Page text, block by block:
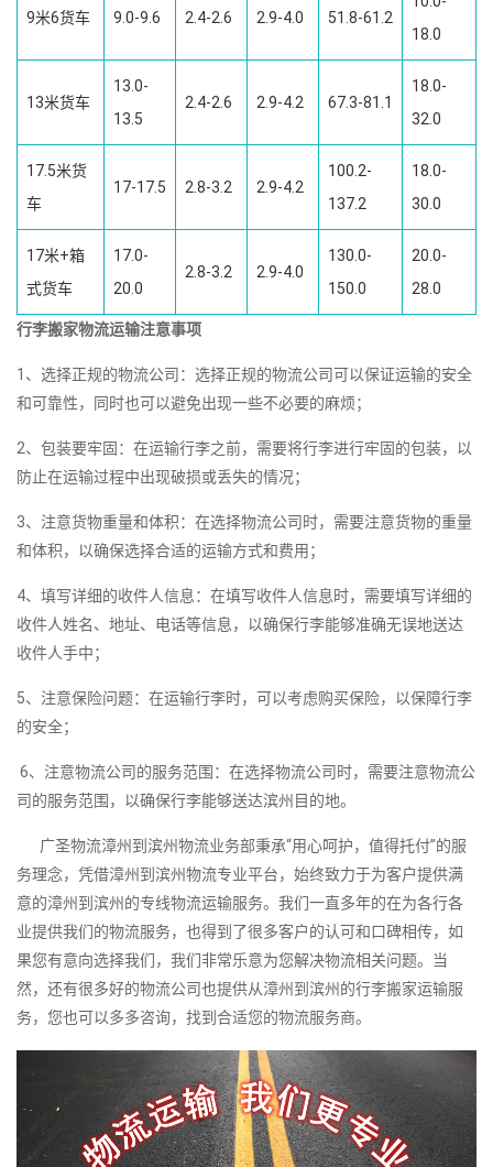
9米6货车 9.0-9.6 2.4-2.6 2.9-4.0 51.8-61.2
18.0
13米货车
13.0-
13.5
2.4-2.6 2.9-4.2 67.3-81.1
18.0-
32.0
17.5米货
车
17-17.5 2.8-3.2 2.9-4.2
100.2-
137.2
18.0-
30.0
17米+箱
式货车
17.0-
20.0
2.8-3.2 2.9-4.0
130.0-
150.0
20.0-
28.0
行李搬家物流运输注意事项
1、选择正规的物流公司：选择正规的物流公司可以保证运输的安全
和可靠性，同时也可以避免出现一些不必要的麻烦；
2、包装要牢固：在运输行李之前，需要将行李进行牢固的包装，以
防止在运输过程中出现破损或丢失的情况；
3、注意货物重量和体积：在选择物流公司时，需要注意货物的重量
和体积，以确保选择合适的运输方式和费用；
4、填写详细的收件人信息：在填写收件人信息时，需要填写详细的
收件人姓名、地址、电话等信息，以确保行李能够准确无误地送达
收件人手中；
5、注意保险问题：在运输行李时，可以考虑购买保险，以保障行李
的安全；
6、注意物流公司的服务范围：在选择物流公司时，需要注意物流公
司的服务范围，以确保行李能够送达滨州目的地。
广圣物流漳州到滨州物流业务部秉承“用心呵护，值得托付”的服
务理念，凭借漳州到滨州物流专业平台，始终致力于为客户提供满
意的漳州到滨州的专线物流运输服务。我们一直多年的在为各行各
业提供我们的物流服务，也得到了很多客户的认可和口碑相传，如
果您有意向选择我们，我们非常乐意为您解决物流相关问题。当
然，还有很多好的物流公司也提供从漳州到滨州的行李搬家运输服
务，您也可以多多咨询，找到合适您的物流服务商。